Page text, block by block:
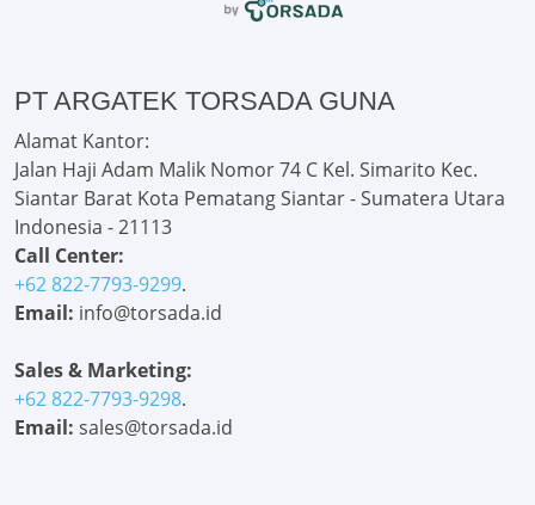
PT ARGATEK TORSADA GUNA
Alamat Kantor:
Jalan Haji Adam Malik Nomor 74 C Kel. Simarito Kec.
Siantar Barat Kota Pematang Siantar - Sumatera Utara
Indonesia - 21113
Call Center:
+62 822-7793-9299.
Email: info@torsada.id
Sales & Marketing:
+62 822-7793-9298.
Email: sales@torsada.id